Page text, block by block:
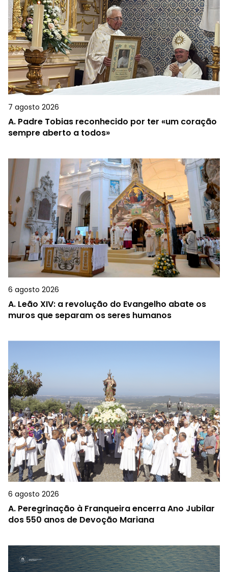
7 agosto 2026
A. Padre Tobias reconhecido por ter «um coração
sempre aberto a todos»
6 agosto 2026
A. Leão XIV: a revolução do Evangelho abate os
muros que separam os seres humanos
6 agosto 2026
A. Peregrinação à Franqueira encerra Ano Jubilar
dos 550 anos de Devoção Mariana